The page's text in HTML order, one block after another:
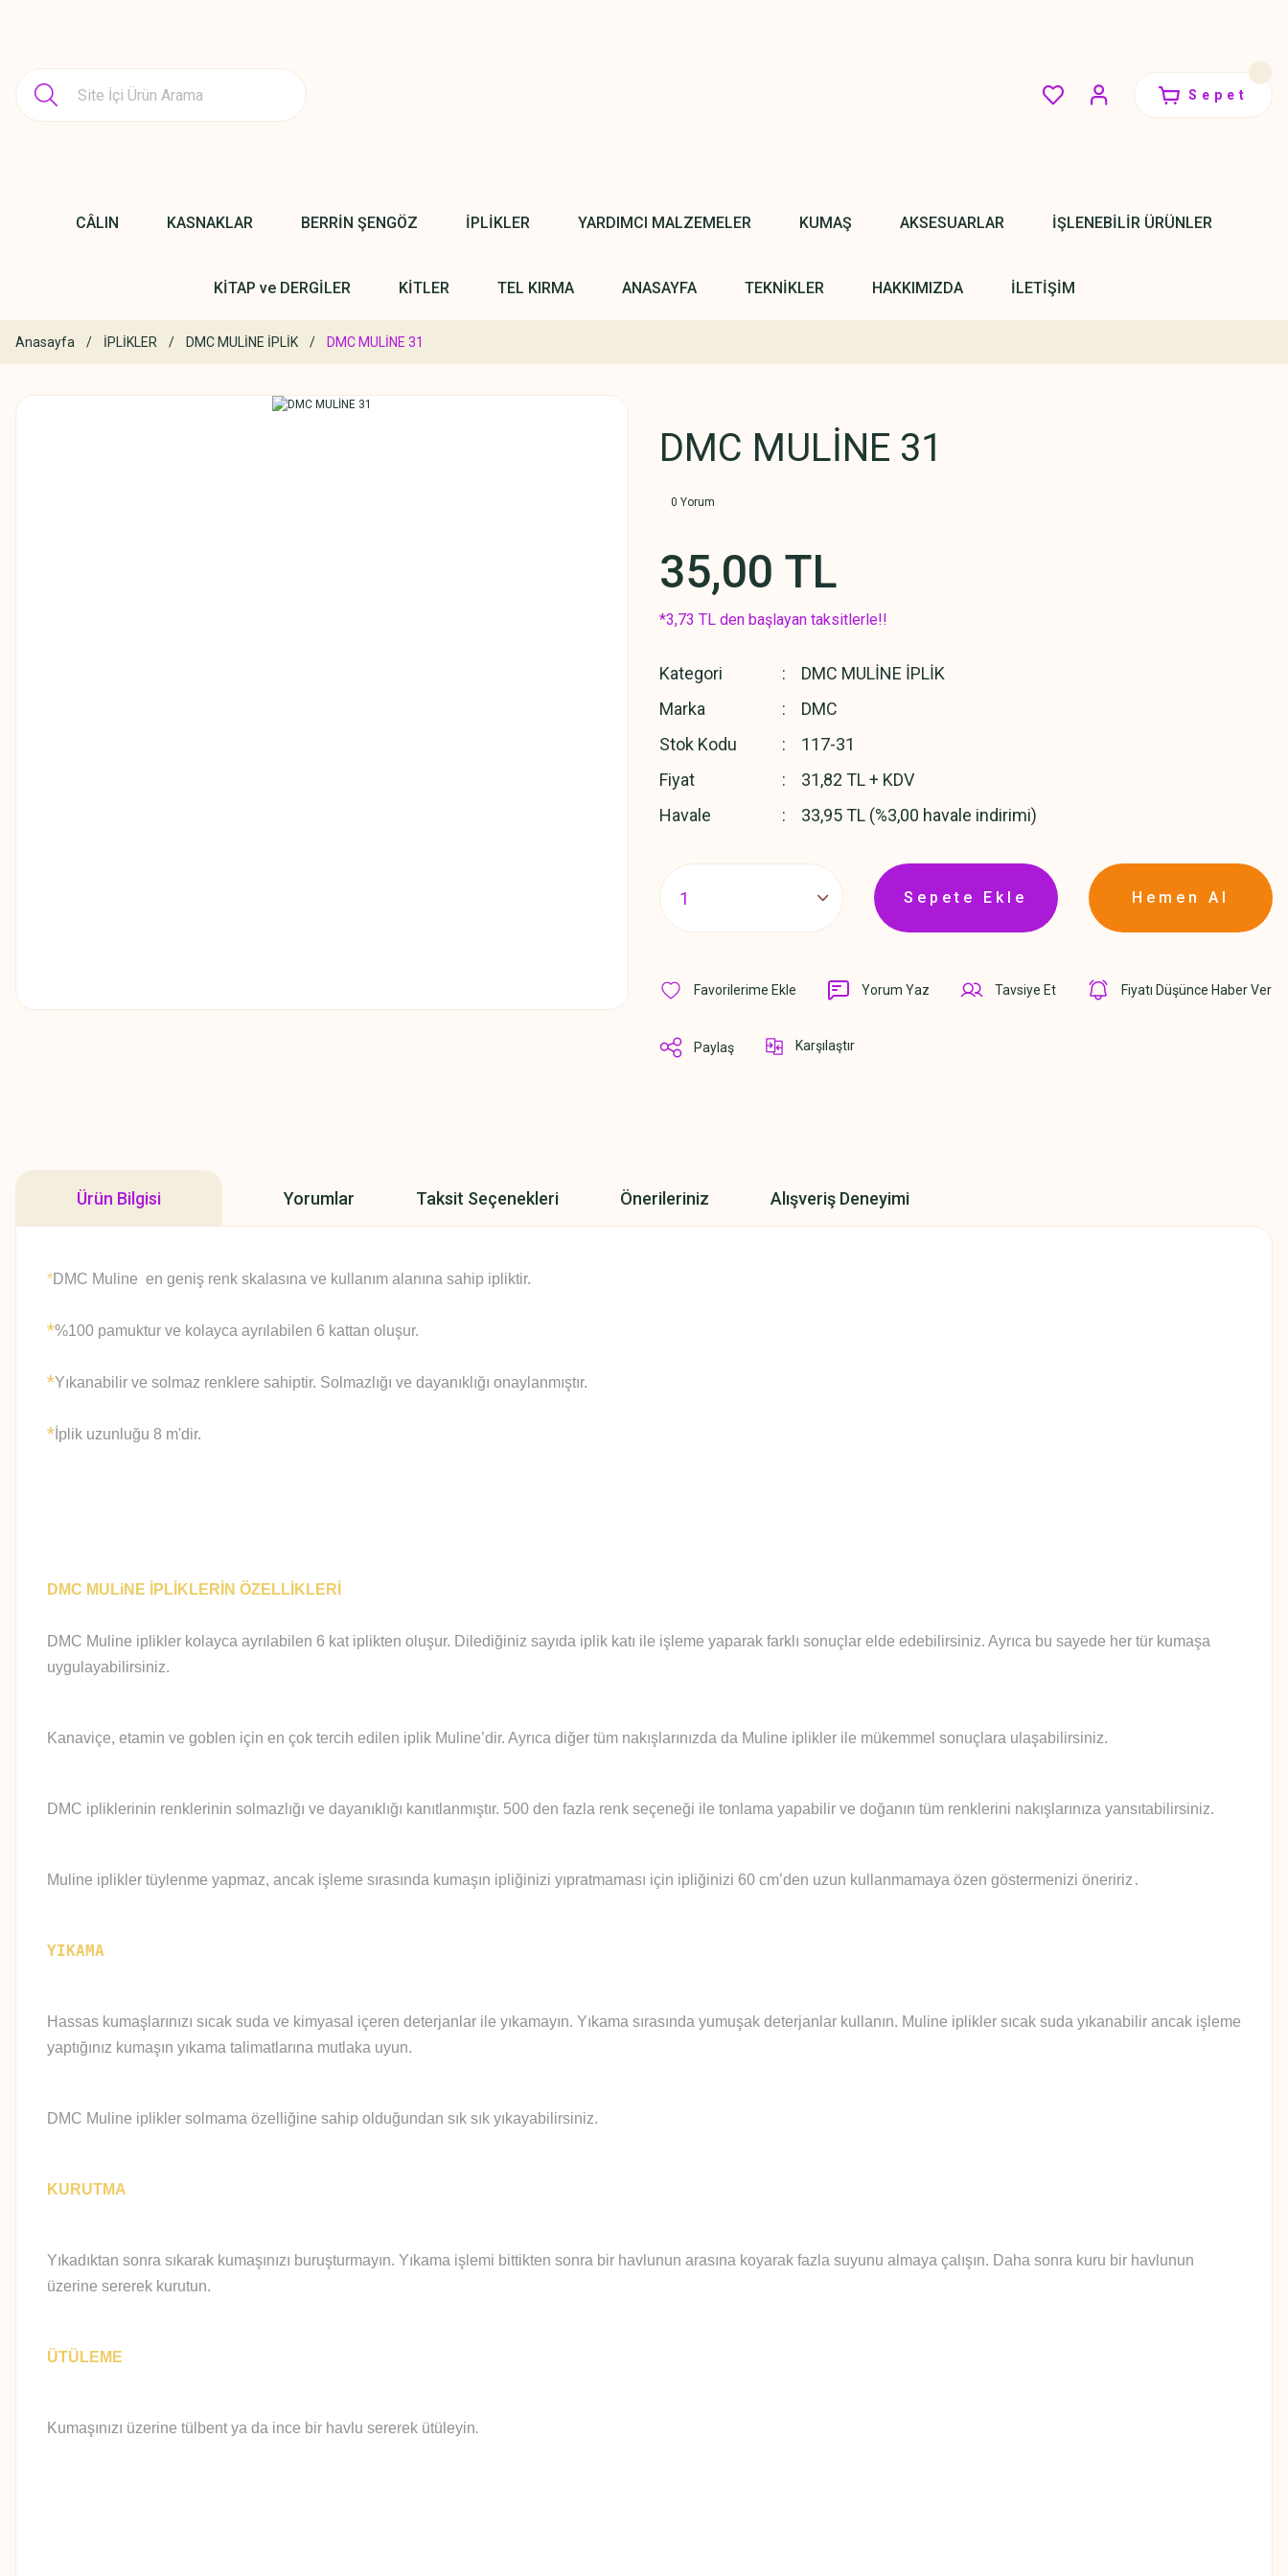
Sepet
CÂLIN KASNAKLAR BERRİN ŞENGÖZ İPLİKLER YARDIMCI MALZEMELER KUMAŞ AKSESUARLAR İŞLENEBİLİR ÜRÜNLER
KİTAP ve DERGİLER KİTLER TEL KIRMA ANASAYFA TEKNİKLER HAKKIMIZDA İLETİŞİM
Anasayfa İPLİKLER DMC MULİNE İPLİK DMC MULİNE 31
DMC MULİNE 31
0 Yorum
35,00 TL
*3,73 TL den başlayan taksitlerle!!
Kategori
DMC MULİNE İPLİK
Marka
DMC
Stok Kodu
117-31
Fiyat
31,82 TL + KDV
Havale
33,95 TL (%3,00 havale indirimi)
Sepete Ekle Hemen Al
Yorum Yaz Tavsiye Et Fiyatı Düşünce Haber Ver
Paylaş Karşılaştır
Ürün Bilgisi Yorumlar Taksit Seçenekleri Önerileriniz Alışveriş Deneyimi
*DMC Muline en geniş renk skalasına ve kullanım alanına sahip ipliktir.
*%100 pamuktur ve kolayca ayrılabilen 6 kattan oluşur.
*Yıkanabilir ve solmaz renklere sahiptir. Solmazlığı ve dayanıklığı onaylanmıştır.
* İplik uzunluğu 8 m'dir.
DMC MULiNE İPLİKLERİN ÖZELLİKLERİ
DMC Muline iplikler kolayca ayrılabilen 6 kat iplikten oluşur. Dilediğiniz sayıda iplik katı ile işleme yaparak farklı sonuçlar elde edebilirsiniz. Ayrıca bu sayede her tür kumaşa
uygulayabilirsiniz.
Kanaviçe, etamin ve goblen için en çok tercih edilen iplik Muline’dir. Ayrıca diğer tüm nakışlarınızda da Muline iplikler ile mükemmel sonuçlara ulaşabilirsiniz.
DMC ipliklerinin renklerinin solmazlığı ve dayanıklığı kanıtlanmıştır. 500 den fazla renk seçeneği ile tonlama yapabilir ve doğanın tüm renklerini nakışlarınıza yansıtabilirsiniz.
Muline iplikler tüylenme yapmaz, ancak işleme sırasında kumaşın ipliğinizi yıpratmaması için ipliğinizi 60 cm’den uzun kullanmamaya özen göstermenizi öneririz .
YIKAMA
Hassas kumaşlarınızı sıcak suda ve kimyasal içeren deterjanlar ile yıkamayın. Yıkama sırasında yumuşak deterjanlar kullanın. Muline iplikler sıcak suda yıkanabilir ancak işleme
yaptığınız kumaşın yıkama talimatlarına mutlaka uyun.
DMC Muline iplikler solmama özelliğine sahip olduğundan sık sık yıkayabilirsiniz.
KURUTMA
Yıkadıktan sonra sıkarak kumaşınızı buruşturmayın. Yıkama işlemi bittikten sonra bir havlunun arasına koyarak fazla suyunu almaya çalışın. Daha sonra kuru bir havlunun
üzerine sererek kurutun.
ÜTÜLEME
Kumaşınızı üzerine tülbent ya da ince bir havlu sererek ütüleyin.